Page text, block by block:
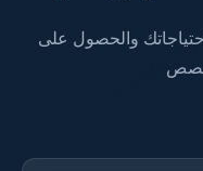
والحصول على